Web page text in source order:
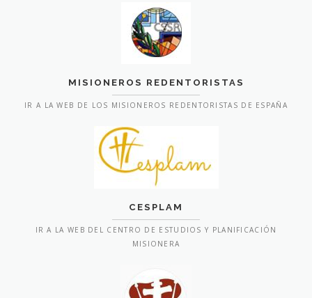
MISIONEROS REDENTORISTAS
IR A LA WEB DE LOS MISIONEROS REDENTORISTAS DE ESPAÑA
CESPLAM
IR A LA WEB DEL CENTRO DE ESTUDIOS Y PLANIFICACIÓN
MISIONERA